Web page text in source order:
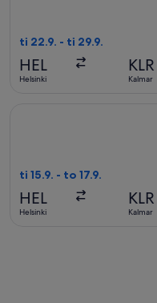
ti 22.9. - ti 29.9.
HEL
Helsinki
KLR
Kalmar
ti 15.9. - to 17.9.
HEL
Helsinki
KLR
Kalmar